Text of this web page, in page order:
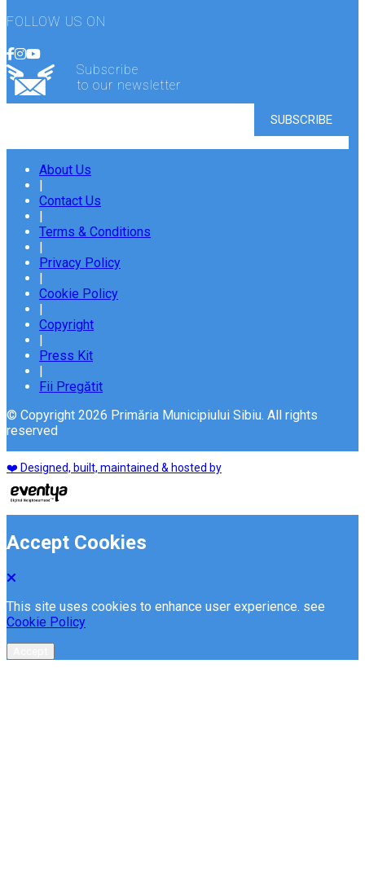
FOLLOW US ON
Subscribe
to our newsletter
About Us
|
Contact Us
|
Terms & Conditions
|
Privacy Policy
|
Cookie Policy
|
Copyright
|
Press Kit
|
Fii Pregătit
© Copyright 2026 Primăria Municipiului Sibiu. All rights
reserved
❤️ Designed, built, maintained & hosted by
Accept Cookies
This site uses cookies to enhance user experience. see
Cookie Policy